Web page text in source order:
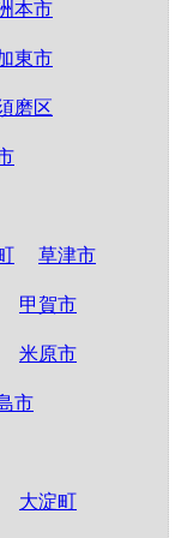
本市
東市
磨区
草津市
甲賀市
米原市
市
大淀町